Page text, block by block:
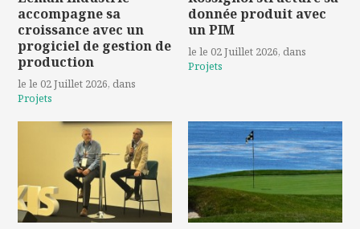
accompagne sa
croissance avec un
progiciel de gestion de
production
le le 02 Juillet 2026, dans
Projets
donnée produit avec
un PIM
le le 02 Juillet 2026, dans
Projets